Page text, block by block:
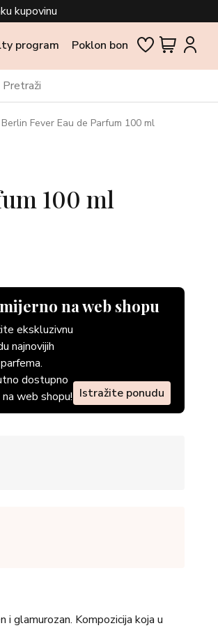
kupovinu
program Poklon bon
Berlin Fever Eau de Parfum 100 ml
100 ml
na web shopu
ekskluzivnu
najnovijih
dostupno
web shopu! Istražite ponudu
i glamurozan. Kompozicija koja u